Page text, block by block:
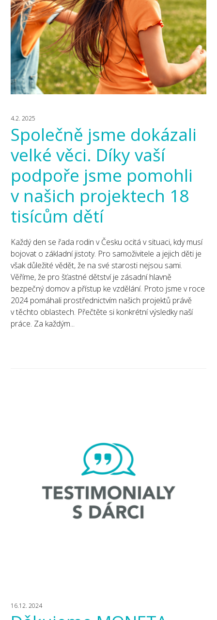
4.2. 2025
Společně jsme dokázali
velké věci. Díky vaší
podpoře jsme pomohli
v našich projektech 18
tisícům dětí
Každý den se řada rodin v Česku ocitá v situaci, kdy musí
bojovat o základní jistoty. Pro samoživitele a jejich děti je
však důležité vědět, že na své starosti nejsou sami.
Věříme, že pro šťastné dětství je zásadní hlavně
bezpečný domov a přístup ke vzdělání. Proto jsme v roce
2024 pomáhali prostřednictvím našich projektů právě
v těchto oblastech. Přečtěte si konkrétní výsledky naší
práce. Za každým...
16.12. 2024